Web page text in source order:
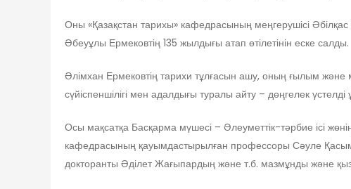
Оны «Қазақстан тарихы» кафедрасының меңгерушісі
Әбеуұлы Ермековтің 135 жылдығы атап өтілетінін еске салды.
Әлімхан Ермековтің тарихи тұлғасын ашу, оның ғылым және
сүйіспеншілігі мен адалдығы туралы айту – дөңгелек
Осы мақсатқа Басқарма мүшесі – Әлеуметтік-тәрбие ісі
кафедрасының қауымдастырылған профессоры Сәуле
докторанты Әділет Жағыпардың және т.б. мазмұнды және